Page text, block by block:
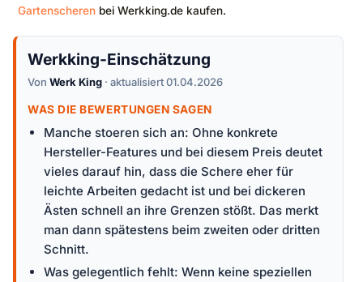
Gartenscheren bei Werkking.de kaufen.
Werkking-Einschätzung
Von Werk King · aktualisiert 01.04.2026
WAS DIE BEWERTUNGEN SAGEN
Manche stoeren sich an: Ohne konkrete
Hersteller-Features und bei diesem Preis deutet
vieles darauf hin, dass die Schere eher für
leichte Arbeiten gedacht ist und bei dickeren
Ästen schnell an ihre Grenzen stößt. Das merkt
man dann spätestens beim zweiten oder dritten
Schnitt.
Was gelegentlich fehlt: Wenn keine speziellen